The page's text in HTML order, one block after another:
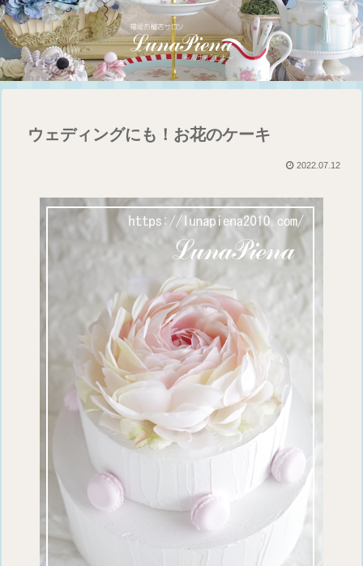
ウェディングにも！お花のケーキ
2022.07.12